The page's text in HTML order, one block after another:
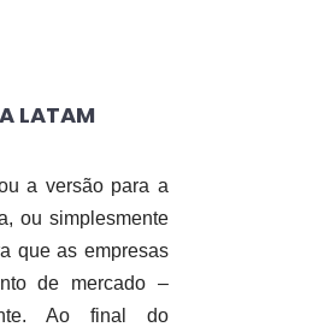
LATAM
a versão para a
ou simplesmente
que as empresas
de mercado –
Ao final do